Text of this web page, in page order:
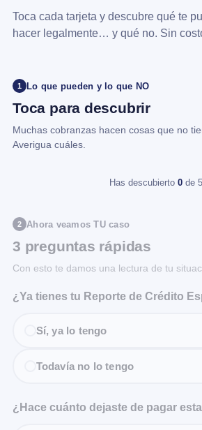
Toca cada tarjeta y descubre qué te
hacer legalmente… y qué no. Sin
1 Lo que pueden y lo que NO
Toca para descubrir
Muchas cobranzas hacen cosas que no
Averigua cuáles.
Has descubierto 0 de 5
2 Ahora veamos TU caso
3 preguntas rápidas
Con esto te damos una lectura de tu
¿Ya tienes tu Reporte de Crédito
Sí, ya lo tengo
Todavía no lo tengo
¿Hace cuánto dejaste de pagar